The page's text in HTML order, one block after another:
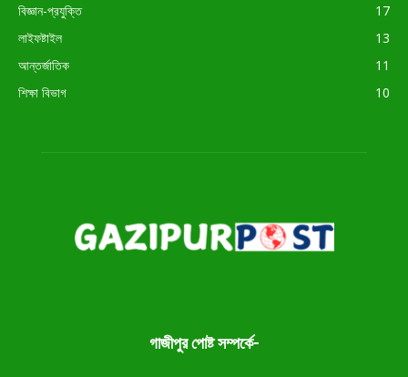
বিজ্ঞান-প্রযুক্তি
17
লাইফষ্টাইল
13
আন্তর্জাতিক
11
শিক্ষা বিভাগ
10
গাজীপুর পোষ্ট সম্পর্কে-